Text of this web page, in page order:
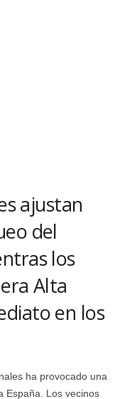
ajustan
del
los
Alta
en los
ha provocado una
España. Los vecinos